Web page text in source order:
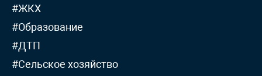
#ЖКХ
#Образование
#ДТП
#Сельское хозяйство